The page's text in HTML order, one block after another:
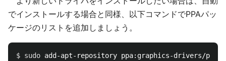
でインストールする場合と同様、以下コマンドでPPAパッ
ケージのリストを追加しましょう。
$ sudo